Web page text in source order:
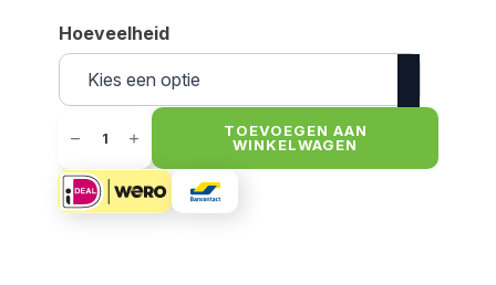
Hoeveelheid
Bites
Vol
voeding
Active
TOEVOEGEN AAN
WINKELWAGEN